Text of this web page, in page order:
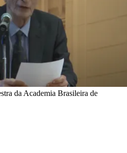
da Academia Brasileira de